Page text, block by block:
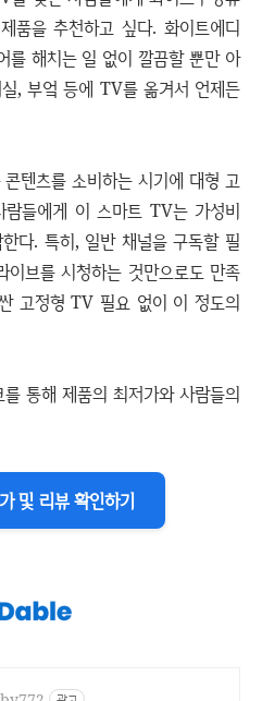
품을 추천하고 싶다. 화이트에디
를 해치는 일 없이 깔끔할 뿐만 아
, 부엌 등에 TV를 옮겨서 언제든
텐츠를 소비하는 시기에 대형 고
들에게 이 스마트 TV는 가성비
다. 특히, 일반 채널을 구독할 필
브를 시청하는 것만으로도 만족
고정형 TV 필요 없이 이 정도의
통해 제품의 최저가와 사람들의
및 리뷰 확인하기